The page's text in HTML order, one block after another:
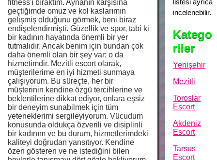
fitness'ı bıraktım. Aynanın karşısına
geçtiğimde omuz ve kol kaslarımın
gelişmiş olduğunu görmek, beni biraz
endişelendirmişti. Güzellik ve spor, tabi ki
bir kadının hayatında önemli bir yer
tutmalıdır. Ancak benim için bundan çok
daha önemli olan bir şey var; o da
hizmetimdir. Mezitli escort olarak,
müşterilerime en iyi hizmeti sunmaya
çalışıyorum. Bu süreçte, her bir
müşterinin kendine özgü tercihlerine ve
beklentilerine dikkat ediyor, onlara eşsiz
bir deneyim sunabilmek için tüm
yeteneklerimi sergileyiyorum. Vücudum
konusunda oldukça özverili ve disiplinli
bir kadınım ve bu durum, hizmetlerimdeki
kaliteyi doğrudan yansıtıyor. Kendine
özen gösteren ve ne istediğini bilen
listesi ayrıca
incelenebilir.
Katego
riler
Yenişehir
Mezitli
Toroslar
Escort
Akdeniz
Escort
Tarsus
Escort